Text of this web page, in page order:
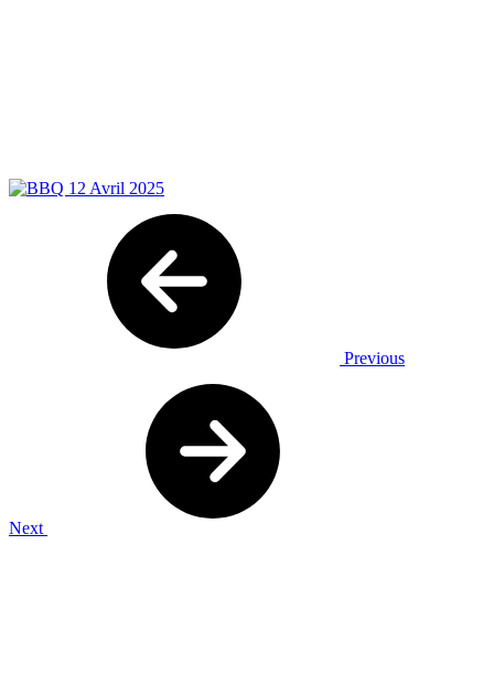
Previous
Next